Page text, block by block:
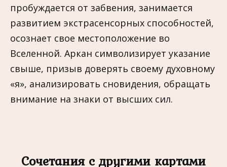
пробуждается от забвения, занимается
развитием экстрасенсорных способностей,
осознает свое местоположение во
Вселенной. Аркан символизирует указание
свыше, призыв доверять своему духовному
«я», анализировать сновидения, обращать
внимание на знаки от высших сил.
Сочетания с другими картами